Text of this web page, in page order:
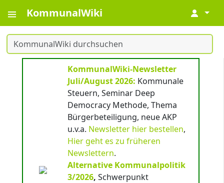
KommunalWiki ↓
KommunalWiki-Newsletter
Juli/August 2026: Kommunale
Steuern, Seminar Deep
Democracy Methode, Thema
Bürgerbeteiligung, neue AKP
u.v.a. Newsletter hier bestellen,
Hier geht es zu früheren
Newslettern.
Alternative Kommunalpolitik
3/2026, Schwerpunkt